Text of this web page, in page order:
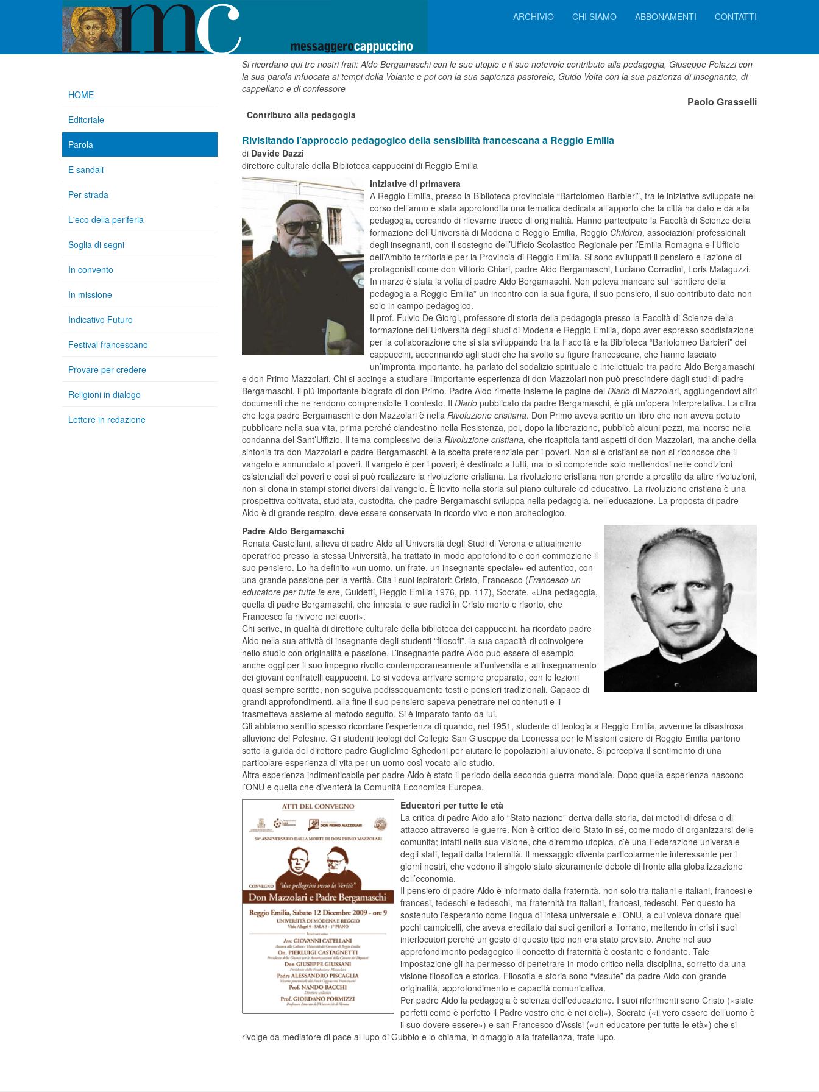
ARCHIVIO CHI SIAMO ABBONAMENTI CONTATTI
Si ricordano qui tre nostri frati: Aldo Bergamaschi con le sue utopie e il suo notevole contributo alla pedagogia, Giuseppe Polazzi con
la sua parola infuocata ai tempi della Volante e poi con la sua sapienza pastorale, Guido Volta con la sua pazienza di insegnante, di
cappellano e di confessore
Paolo Grasselli
Contributo alla pedagogia
Rivisitando l’approccio pedagogico della sensibilità francescana a Reggio Emilia
di Davide Dazzi
direttore culturale della Biblioteca cappuccini di Reggio Emilia
Iniziative di primavera
A Reggio Emilia, presso la Biblioteca provinciale “Bartolomeo Barbieri”, tra le iniziative sviluppate nel
corso dell’anno è stata approfondita una tematica dedicata all’apporto che la città ha dato e dà alla
pedagogia, cercando di rilevarne tracce di originalità. Hanno partecipato la Facoltà di Scienze della
formazione dell’Università di Modena e Reggio Emilia, Reggio Children, associazioni professionali
degli insegnanti, con il sostegno dell’Ufficio Scolastico Regionale per l’Emilia-Romagna e l’Ufficio
dell’Ambito territoriale per la Provincia di Reggio Emilia. Si sono sviluppati il pensiero e l’azione di
protagonisti come don Vittorio Chiari, padre Aldo Bergamaschi, Luciano Corradini, Loris Malaguzzi.
In marzo è stata la volta di padre Aldo Bergamaschi. Non poteva mancare sul “sentiero della
pedagogia a Reggio Emilia” un incontro con la sua figura, il suo pensiero, il suo contributo dato non
solo in campo pedagogico.
Il prof. Fulvio De Giorgi, professore di storia della pedagogia presso la Facoltà di Scienze della
formazione dell’Università degli studi di Modena e Reggio Emilia, dopo aver espresso soddisfazione
per la collaborazione che si sta sviluppando tra la Facoltà e la Biblioteca “Bartolomeo Barbieri” dei
cappuccini, accennando agli studi che ha svolto su figure francescane, che hanno lasciato
un’impronta importante, ha parlato del sodalizio spirituale e intellettuale tra padre Aldo Bergamaschi
e don Primo Mazzolari. Chi si accinge a studiare l’importante esperienza di don Mazzolari non può prescindere dagli studi di padre
Bergamaschi, il più importante biografo di don Primo. Padre Aldo rimette insieme le pagine del Diario di Mazzolari, aggiungendovi altri
documenti che ne rendono comprensibile il contesto. Il Diario pubblicato da padre Bergamaschi, è già un’opera interpretativa. La cifra
che lega padre Bergamaschi e don Mazzolari è nella Rivoluzione cristiana. Don Primo aveva scritto un libro che non aveva potuto
pubblicare nella sua vita, prima perché clandestino nella Resistenza, poi, dopo la liberazione, pubblicò alcuni pezzi, ma incorse nella
condanna del Sant’Uffizio. Il tema complessivo della Rivoluzione cristiana, che ricapitola tanti aspetti di don Mazzolari, ma anche della
sintonia tra don Mazzolari e padre Bergamaschi, è la scelta preferenziale per i poveri. Non si è cristiani se non si riconosce che il
vangelo è annunciato ai poveri. Il vangelo è per i poveri; è destinato a tutti, ma lo si comprende solo mettendosi nelle condizioni
esistenziali dei poveri e così si può realizzare la rivoluzione cristiana. La rivoluzione cristiana non prende a prestito da altre rivoluzioni,
non si clona in stampi storici diversi dal vangelo. È lievito nella storia sul piano culturale ed educativo. La rivoluzione cristiana è una
prospettiva coltivata, studiata, custodita, che padre Bergamaschi sviluppa nella pedagogia, nell’educazione. La proposta di padre
Aldo è di grande respiro, deve essere conservata in ricordo vivo e non archeologico.
Padre Aldo Bergamaschi
Renata Castellani, allieva di padre Aldo all’Università degli Studi di Verona e attualmente
operatrice presso la stessa Università, ha trattato in modo approfondito e con commozione il
suo pensiero. Lo ha definito «un uomo, un frate, un insegnante speciale» ed autentico, con
una grande passione per la verità. Cita i suoi ispiratori: Cristo, Francesco (Francesco un
educatore per tutte le ere, Guidetti, Reggio Emilia 1976, pp. 117), Socrate. «Una pedagogia,
quella di padre Bergamaschi, che innesta le sue radici in Cristo morto e risorto, che
Francesco fa rivivere nei cuori».
Chi scrive, in qualità di direttore culturale della biblioteca dei cappuccini, ha ricordato padre
Aldo nella sua attività di insegnante degli studenti “filosofi”, la sua capacità di coinvolgere
nello studio con originalità e passione. L’insegnante padre Aldo può essere di esempio
anche oggi per il suo impegno rivolto contemporaneamente all’università e all’insegnamento
dei giovani confratelli cappuccini. Lo si vedeva arrivare sempre preparato, con le lezioni
quasi sempre scritte, non seguiva pedissequamente testi e pensieri tradizionali. Capace di
grandi approfondimenti, alla fine il suo pensiero sapeva penetrare nei contenuti e li
trasmetteva assieme al metodo seguito. Si è imparato tanto da lui.
Gli abbiamo sentito spesso ricordare l’esperienza di quando, nel 1951, studente di teologia a Reggio Emilia, avvenne la disastrosa
alluvione del Polesine. Gli studenti teologi del Collegio San Giuseppe da Leonessa per le Missioni estere di Reggio Emilia partono
sotto la guida del direttore padre Guglielmo Sghedoni per aiutare le popolazioni alluvionate. Si percepiva il sentimento di una
particolare esperienza di vita per un uomo così vocato allo studio.
Altra esperienza indimenticabile per padre Aldo è stato il periodo della seconda guerra mondiale. Dopo quella esperienza nascono
l’ONU e quella che diventerà la Comunità Economica Europea.
Educatori per tutte le età
La critica di padre Aldo allo “Stato nazione” deriva dalla storia, dai metodi di difesa o di
attacco attraverso le guerre. Non è critico dello Stato in sé, come modo di organizzarsi delle
comunità; infatti nella sua visione, che diremmo utopica, c’è una Federazione universale
degli stati, legati dalla fraternità. Il messaggio diventa particolarmente interessante per i
giorni nostri, che vedono il singolo stato sicuramente debole di fronte alla globalizzazione
dell’economia.
Il pensiero di padre Aldo è informato dalla fraternità, non solo tra italiani e italiani, francesi e
francesi, tedeschi e tedeschi, ma fraternità tra italiani, francesi, tedeschi. Per questo ha
sostenuto l’esperanto come lingua di intesa universale e l’ONU, a cui voleva donare quei
pochi campicelli, che aveva ereditato dai suoi genitori a Torrano, mettendo in crisi i suoi
interlocutori perché un gesto di questo tipo non era stato previsto. Anche nel suo
approfondimento pedagogico il concetto di fraternità è costante e fondante. Tale
impostazione gli ha permesso di penetrare in modo critico nella disciplina, sorretto da una
visione filosofica e storica. Filosofia e storia sono “vissute” da padre Aldo con grande
originalità, approfondimento e capacità comunicativa.
Per padre Aldo la pedagogia è scienza dell’educazione. I suoi riferimenti sono Cristo («siate
perfetti come è perfetto il Padre vostro che è nei cieli»), Socrate («il vero essere dell’uomo è
il suo dovere essere») e san Francesco d’Assisi («un educatore per tutte le età») che si
rivolge da mediatore di pace al lupo di Gubbio e lo chiama, in omaggio alla fratellanza, frate lupo.
HOME
Editoriale
Parola
E sandali
Per strada
L'eco della periferia
Soglia di segni
In convento
In missione
Indicativo Futuro
Festival francescano
Provare per credere
Religioni in dialogo
Lettere in redazione